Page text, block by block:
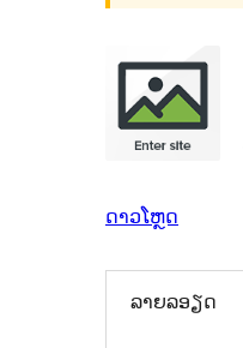
ດາວໂຫຼດ
ລາຍລອຽດ